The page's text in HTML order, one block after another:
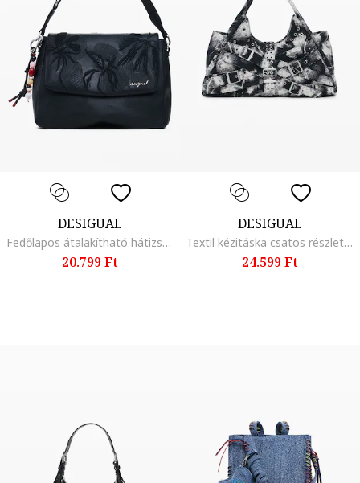
DESIGUAL
Fedőlapos átalakítható hátizsák, Fekete
20.799 Ft
DESIGUAL
Textil kézitáska csatos részlettel, Csontszín/Antracitfekete
24.599 Ft